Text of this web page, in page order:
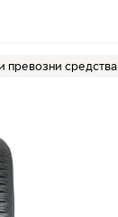
превозни средства